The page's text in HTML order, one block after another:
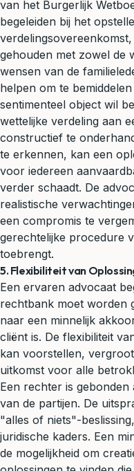
van het Burgerlijk
begeleiden bij het
gehouden met zowel de
wensen van de
helpen om te
sentimenteel object wil
wettelijke verdeling aan
constructief te
te erkennen, kan een
voor iedereen
verder schaadt. De
realistische
een compromis te
gerechtelijke procedure
toebrengt.
5. Flexibiliteit van
Een ervaren advocaat
rechtbank moet worden
naar een minnelijk
cliënt is. De flexibiliteit
kan voorstellen,
uitkomst voor alle
Een rechter is
van de partijen. De
"alles of niets"-
juridische kaders. Een
de mogelijkheid om